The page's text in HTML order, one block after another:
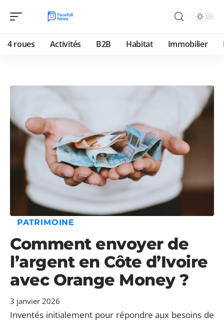
4 roues Activités B2B Habitat Immobilier
PATRIMOINE
Comment envoyer de
l’argent en Côte d’Ivoire
avec Orange Money ?
3 janvier 2026
Inventés initialement pour répondre aux besoins de